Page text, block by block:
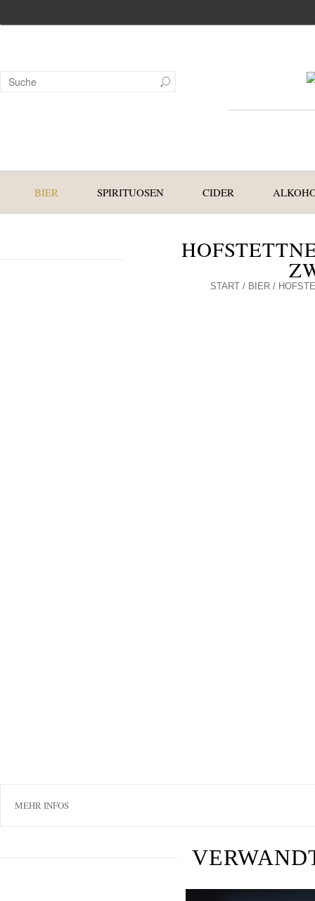
BIER SPIRITUOSEN CIDER
START / BIER /
MEHR INFOS